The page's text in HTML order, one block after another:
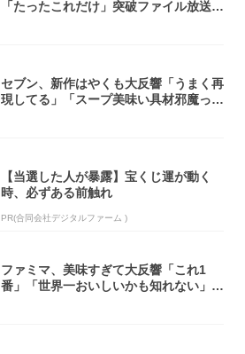
「たったこれだけ」突破ファイル放送で
セブン、新作はやくも大反響「うまく再
現してる」「スープ美味い具材邪魔って
【当選した人が暴露】宝くじ運が動く
時、必ずある前触れ
PR(合同会社デジタルファーム )
ファミマ、美味すぎて大反響「これ1
番」「世界一おいしいかも知れない」